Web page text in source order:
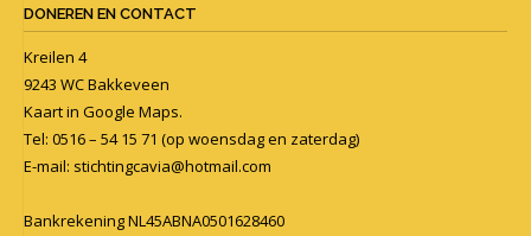
DONEREN EN CONTACT
Kreilen 4
9243 WC Bakkeveen
Kaart in Google Maps.
Tel: 0516 – 54 15 71 (op woensdag en zaterdag)
E-mail: stichtingcavia@hotmail.com
Bankrekening NL45ABNA0501628460